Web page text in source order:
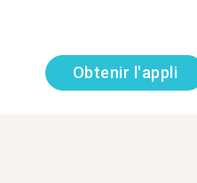
Obtenir l'appli